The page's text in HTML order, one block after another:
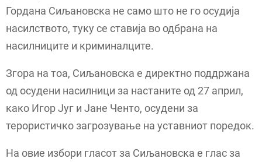
Гордана Сиљановска не само што не го осудија
насилството, туку се ставија во одбрана на
насилниците и криминалците.
Згора на тоа, Сиљановска е директно поддржана
од осудени насилници за настаните од 27 април,
како Игор Југ и Јане Ченто, осудени за
терористичко загрозување на уставниот поредок.
На овие избори гласот за Сиљановска е глас за